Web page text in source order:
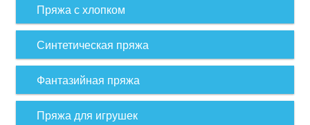
Пряжа с хлопком
Синтетическая пряжа
Фантазийная пряжа
Пряжа для игрушек